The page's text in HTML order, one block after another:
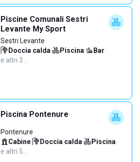
Piscine Comunali Sestri
Levante My Sport
Sestri Levante
Doccia calda· Piscina· Bar·
e altri 3…
Piscina Pontenure
Pontenure
Cabine· Doccia calda· Piscina·
e altri 5…